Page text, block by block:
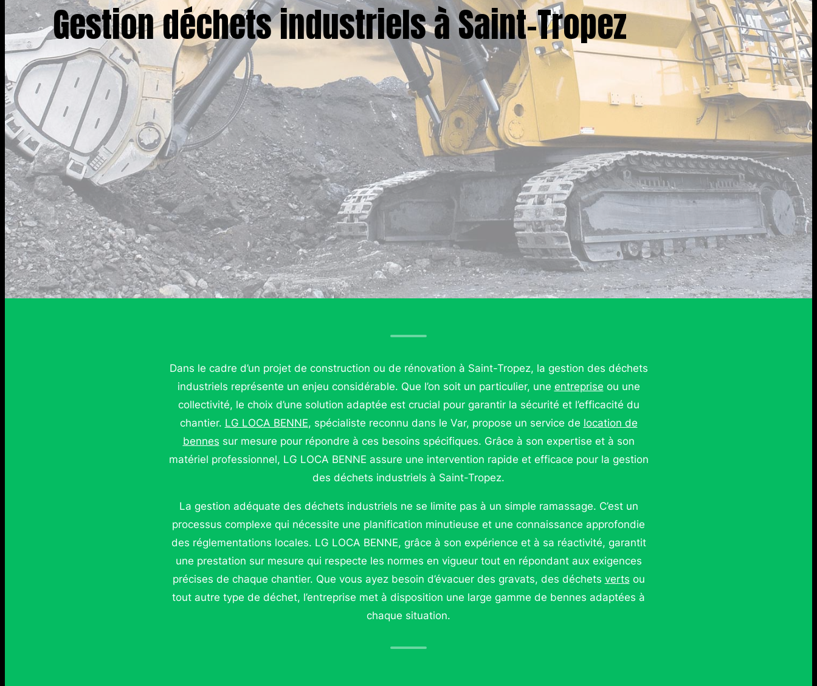
Gestion déchets industriels à Saint-Tropez
Dans le cadre d’un projet de construction ou de rénovation à Saint-Tropez, la gestion des déchets
industriels représente un enjeu considérable. Que l’on soit un particulier, une entreprise ou une
collectivité, le choix d’une solution adaptée est crucial pour garantir la sécurité et l’efficacité du
chantier. LG LOCA BENNE, spécialiste reconnu dans le Var, propose un service de location de
bennes sur mesure pour répondre à ces besoins spécifiques. Grâce à son expertise et à son
matériel professionnel, LG LOCA BENNE assure une intervention rapide et efficace pour la gestion
des déchets industriels à Saint-Tropez.
La gestion adéquate des déchets industriels ne se limite pas à un simple ramassage. C’est un
processus complexe qui nécessite une planification minutieuse et une connaissance approfondie
des réglementations locales. LG LOCA BENNE, grâce à son expérience et à sa réactivité, garantit
une prestation sur mesure qui respecte les normes en vigueur tout en répondant aux exigences
précises de chaque chantier. Que vous ayez besoin d’évacuer des gravats, des déchets verts ou
tout autre type de déchet, l’entreprise met à disposition une large gamme de bennes adaptées à
chaque situation.